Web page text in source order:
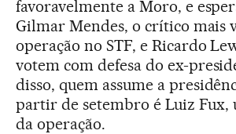
favoravelmente a Moro, e
Gilmar Mendes, o crítico mais
operação no STF, e Ricardo
votem com defesa do ex-
disso, quem assume a
partir de setembro é Luiz Fux,
da operação.